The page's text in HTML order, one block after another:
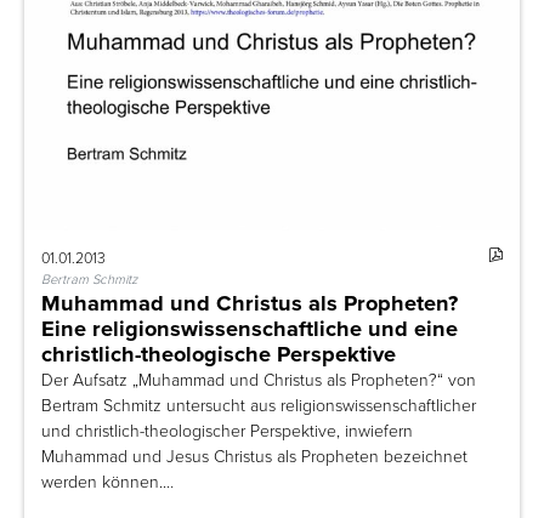
01.01.2013
Bertram Schmitz
Muhammad und Christus als Propheten?
Eine religionswissenschaftliche und eine
christlich-theologische Perspektive
Der Aufsatz „Muhammad und Christus als Propheten?“ von
Bertram Schmitz untersucht aus religionswissenschaftlicher
und christlich-theologischer Perspektive, inwiefern
Muhammad und Jesus Christus als Propheten bezeichnet
werden können.…